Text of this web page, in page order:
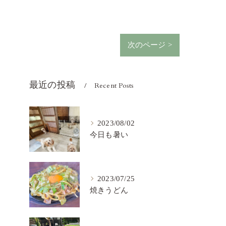
次のページ >
最近の投稿 Recent Posts
2023/08/02
今日も暑い
2023/07/25
焼きうどん